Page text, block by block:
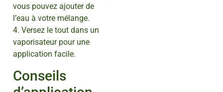
vous pouvez ajouter de
l’eau à votre mélange.
4. Versez le tout dans un
vaporisateur pour une
application facile.
Conseils